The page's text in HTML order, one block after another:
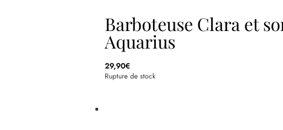
Barboteuse Clara et
Aquarius
29,90€
Rupture de stock